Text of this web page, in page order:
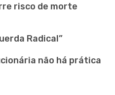
risco de morte
Radical”
não há prática